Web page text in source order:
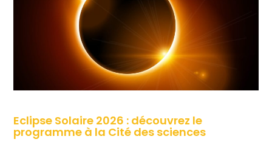
Eclipse Solaire 2026 : découvrez le
programme à la Cité des sciences